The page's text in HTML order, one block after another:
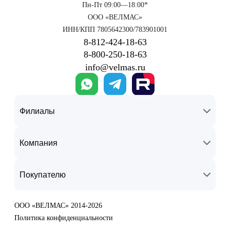
Пн-Пт 09:00—18:00*
ООО «ВЕЛМАС»
ИНН/КПП 7805642300/783901001
8‑812‑424‑18‑63
8‑800‑250‑18‑63
info@velmas.ru
Филиалы
Компания
Покупателю
ООО «ВЕЛМАС» 2014-2026
Политика конфиденциальности